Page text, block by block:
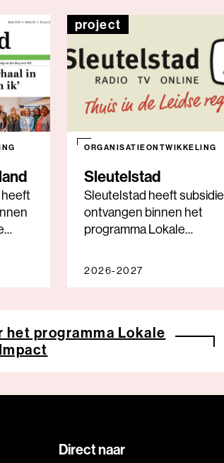
project
Sleutelstad
ORGANISATIEONTWIKKELING
Sleutelstad heeft subsidie
ontvangen binnen het
programma Lokale
2026-2027
het programma Lokale
Direct naar